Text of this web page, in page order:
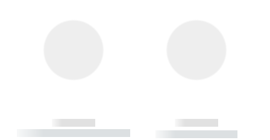
------------
----------- ----------- --------
------------
----------- -----------